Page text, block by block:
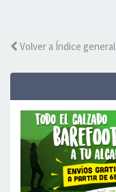
Volver a Índice general